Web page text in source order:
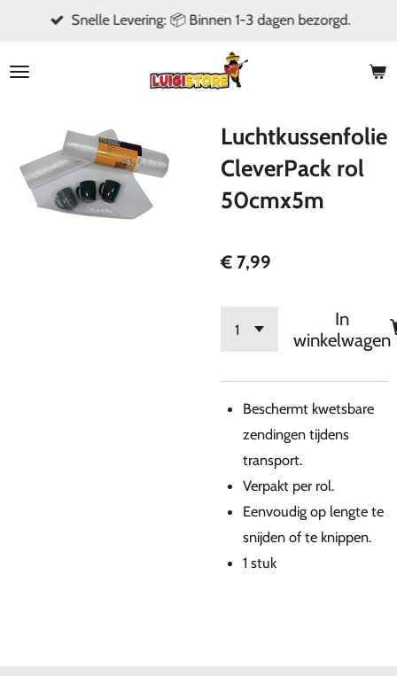
naar
Snelle Levering: 📦 Binnen 1-3 dagen bezorgd.
Luchtkussenfolie
CleverPack rol
50cmx5m
€ 7,99
In
winkelwagen
Beschermt kwetsbare
zendingen tijdens
transport.
Verpakt per rol.
Eenvoudig op lengte te
snijden of te knippen.
1 stuk